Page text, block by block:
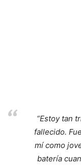
“Estoy tan
fallecido.
mí como
batería